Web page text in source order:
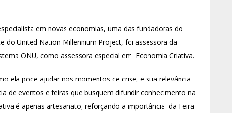
em novas economias, uma das fundadoras do
do United Nation Millennium Project, foi assessora da
ONU, como assessora especial em Economia Criativa.
ela pode ajudar nos momentos de crise, e sua relevância
de eventos e feiras que busquem difundir conhecimento na
é apenas artesanato, reforçando a importância da Feira